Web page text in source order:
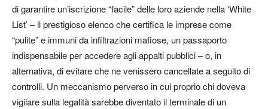
di garantire un’iscrizione “facile” delle loro aziende nella ‘White
List’ – il prestigioso elenco che certifica le imprese come
“pulite” e immuni da infiltrazioni mafiose, un passaporto
indispensabile per accedere agli appalti pubblici – o, in
alternativa, di evitare che ne venissero cancellate a seguito di
controlli. Un meccanismo perverso in cui proprio chi doveva
vigilare sulla legalità sarebbe diventato il terminale di un